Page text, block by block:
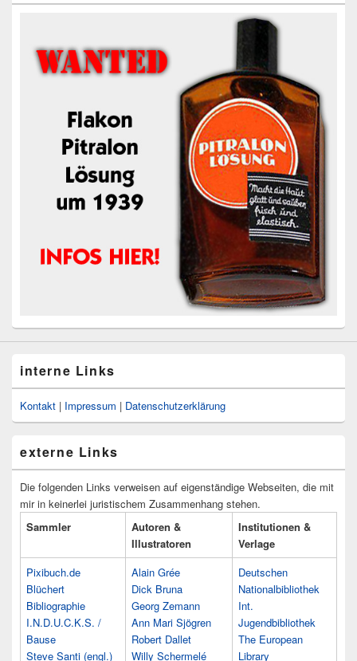
interne Links
Kontakt | Impressum | Datenschutzerklärung
externe Links
Die folgenden Links verweisen auf eigenständige Webseiten, die mit
mir in keinerlei juristischem Zusammenhang stehen.
Sammler
Autoren &
Illustratoren
Institutionen &
Verlage
Pixibuch.de
Blüchert
Bibliographie
I.N.D.U.C.K.S. /
Bause
Steve Santi (engl.)
Alain Grée
Dick Bruna
Georg Zemann
Ann Mari Sjögren
Robert Dallet
Willy Schermelé
Deutschen
Nationalbibliothek
Int.
Jugendbibliothek
The European
Library